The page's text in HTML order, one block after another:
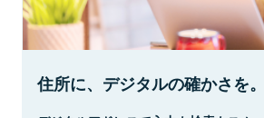
住所に、デジタルの確かさを。